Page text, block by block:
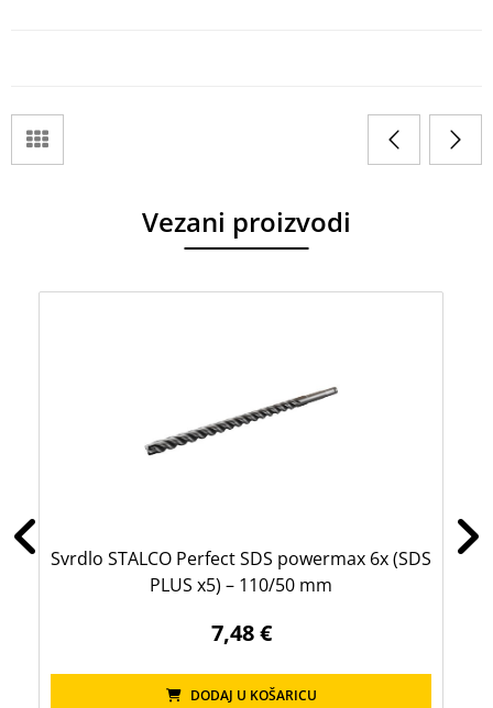
Vezani proizvodi
Svrdlo STALCO Perfect SDS powermax 6x (SDS
PLUS x5) – 110/50 mm
7,48 €
DODAJ U KOŠARICU